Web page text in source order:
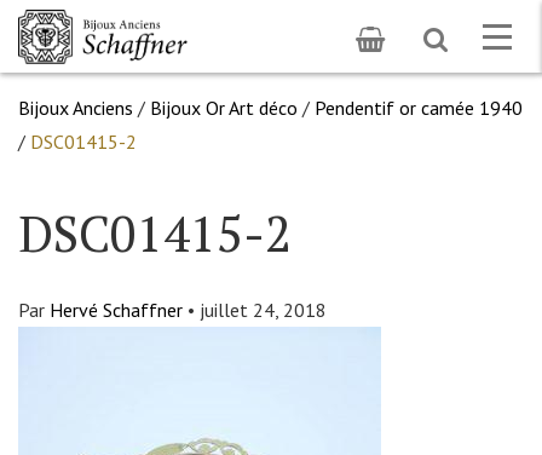
Toggle
search
Bijoux Anciens / Bijoux Or Art déco / Pendentif or camée 1940
/ DSC01415-2
DSC01415-2
Par Hervé Schaffner • juillet 24, 2018